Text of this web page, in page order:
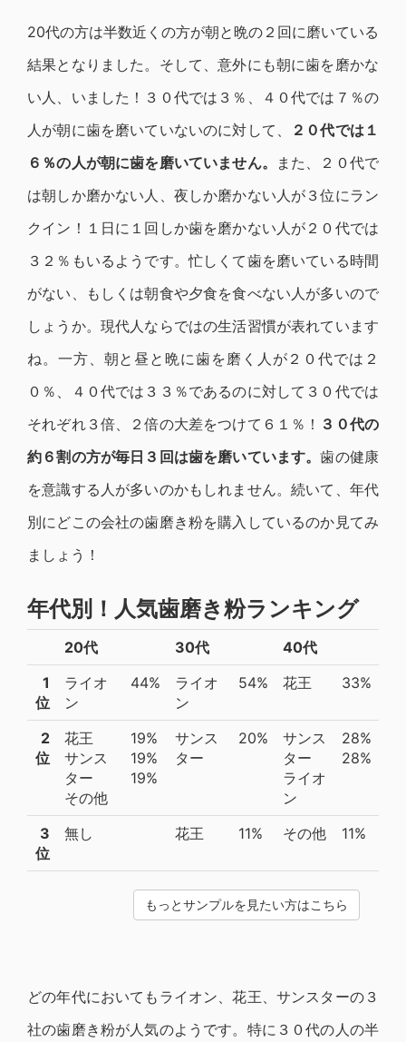
20代の方は半数近くの方が朝と晩の２回に磨いている
結果となりました。そして、意外にも朝に歯を磨かな
い人、いました！３０代では３％、４０代では７％の
人が朝に歯を磨いていないのに対して、
２０代では１
６％の人が朝に歯を磨いていません。
また、２０代で
は朝しか磨かない人、夜しか磨かない人が３位にラン
クイン！１日に１回しか歯を磨かない人が２０代では
３２％もいるようです。忙しくて歯を磨いている時間
がない、もしくは朝食や夕食を食べない人が多いので
しょうか。現代人ならではの生活習慣が表れています
ね。一方、朝と昼と晩に歯を磨く人が２０代では２
０％、４０代では３３％であるのに対して３０代では
それぞれ３倍、２倍の大差をつけて６１％！ ３０代の
約６割の方が毎日３回は歯を磨いています。歯の健康
を意識する人が多いのかもしれません。続いて、年代
別にどこの会社の歯磨き粉を購入しているのか見てみ
ましょう！
年代別！人気歯磨き粉ランキング
20代 30代
40代
1
位
ライオ
ン
44%
ライオ
ン
54% 花王 33%
2
位
花王
サンス
ター
その他
19%
19%
19%
サンス
ター
20%
サンス
ター
ライオ
ン
28%
28%
3
位
無し 花王 11% その他 11%
もっとサンプルを見たい方はこちら
どの年代においてもライオン、花王、サンスターの３
社の歯磨き粉が人気のようです。特に３０代の人の半